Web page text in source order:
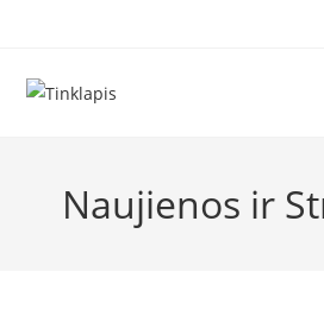
content
Naujienos ir